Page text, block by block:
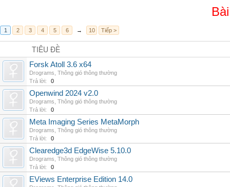
1 2 3 4 5 6 → 10 Tiếp >
TIÊU ĐỀ
Forsk Atoll 3.6 x64
Drograms Thông gió thông thường
Trả lời:
0
Openwind 2024 v2.0
Drograms Thông gió thông thường
Trả lời:
0
Meta Imaging Series MetaMorph
Drograms Thông gió thông thường
Trả lời:
0
Clearedge3d EdgeWise 5.10.0
Drograms Thông gió thông thường
Trả lời:
0
EViews Enterprise Edition 14.0